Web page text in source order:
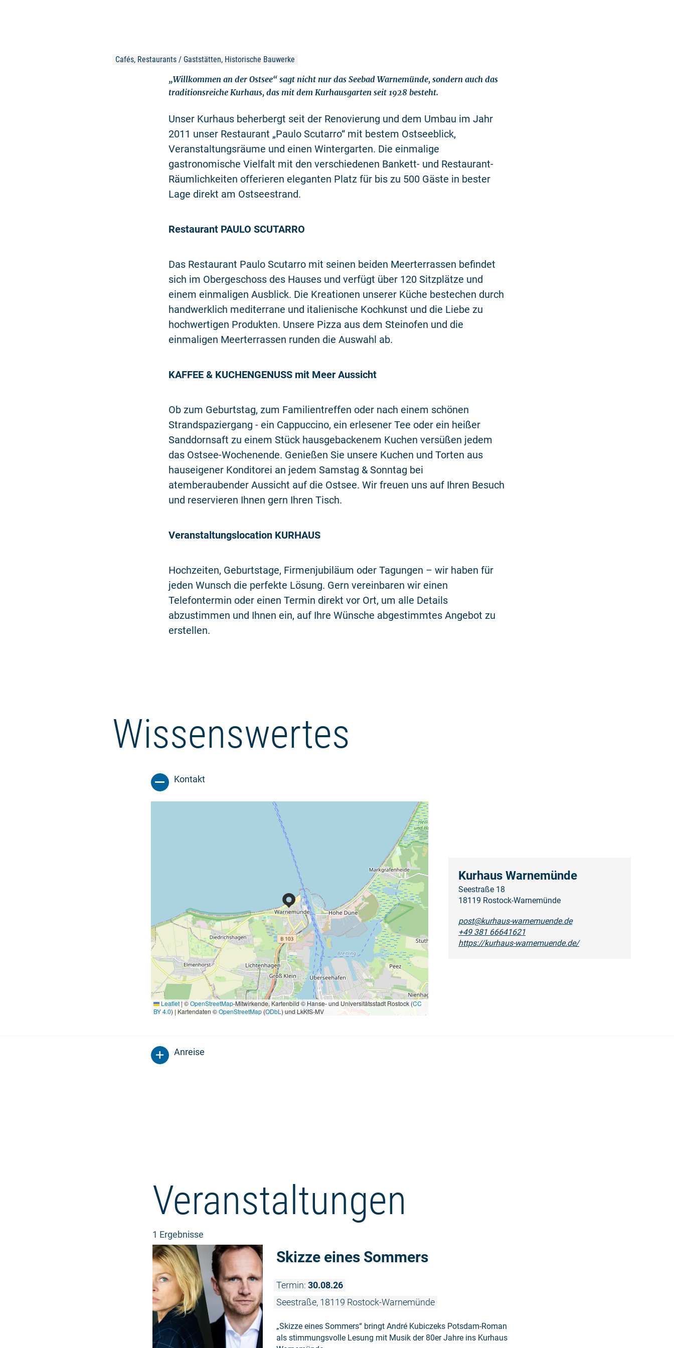
Cafés, Restaurants / Gaststätten, Historische Bauwerke
„Willkommen an der Ostsee“ sagt nicht nur das Seebad Warnemünde, sondern auch das
traditionsreiche Kurhaus, das mit dem Kurhausgarten seit 1928 besteht.
Unser Kurhaus beherbergt seit der Renovierung und dem Umbau im Jahr
2011 unser Restaurant „Paulo Scutarro“ mit bestem Ostseeblick,
Veranstaltungsräume und einen Wintergarten. Die einmalige
gastronomische Vielfalt mit den verschiedenen Bankett- und Restaurant-
Räumlichkeiten offerieren eleganten Platz für bis zu 500 Gäste in bester
Lage direkt am Ostseestrand.
Restaurant PAULO SCUTARRO
Das Restaurant Paulo Scutarro mit seinen beiden Meerterrassen befindet
sich im Obergeschoss des Hauses und verfügt über 120 Sitzplätze und
einem einmaligen Ausblick. Die Kreationen unserer Küche bestechen durch
handwerklich mediterrane und italienische Kochkunst und die Liebe zu
hochwertigen Produkten. Unsere Pizza aus dem Steinofen und die
einmaligen Meerterrassen runden die Auswahl ab.
KAFFEE & KUCHENGENUSS mit Meer Aussicht
Ob zum Geburtstag, zum Familientreffen oder nach einem schönen
Strandspaziergang - ein Cappuccino, ein erlesener Tee oder ein heißer
Sanddornsaft zu einem Stück hausgebackenem Kuchen versüßen jedem
das Ostsee-Wochenende. Genießen Sie unsere Kuchen und Torten aus
hauseigener Konditorei an jedem Samstag & Sonntag bei
atemberaubender Aussicht auf die Ostsee. Wir freuen uns auf Ihren Besuch
und reservieren Ihnen gern Ihren Tisch.
Veranstaltungslocation KURHAUS
Hochzeiten, Geburtstage, Firmenjubiläum oder Tagungen – wir haben für
jeden Wunsch die perfekte Lösung. Gern vereinbaren wir einen
Telefontermin oder einen Termin direkt vor Ort, um alle Details
abzustimmen und Ihnen ein, auf Ihre Wünsche abgestimmtes Angebot zu
erstellen.
Wissenswertes
Kontakt
Leaflet | ©OpenStreetMap-Mitwirkende, Kartenbild © Hanse- und Universitätsstadt Rostock (CC
BY 4.0) | Kartendaten ©OpenStreetMap(ODbL) und LkKfS-MV
Kurhaus Warnemünde
Seestraße 18
18119 Rostock-Warnemünde
post@kurhaus-warnemuende.de
+49 381 66641621
https://kurhaus-warnemuende.de/
Anreise
Veranstaltungen
1 Ergebnisse
Skizze eines Sommers
Termin: 30.08.26
Seestraße, 18119 Rostock-Warnemünde
„Skizze eines Sommers“ bringt André Kubiczeks Potsdam-Roman
als stimmungsvolle Lesung mit Musik der 80er Jahre ins Kurhaus